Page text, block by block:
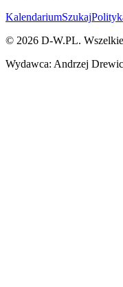
KalendariumSzukaj
© 2026 D-W.PL.
Wydawca: Andrzej